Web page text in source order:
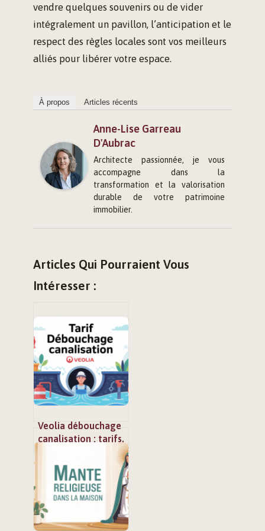
vendre quelques souvenirs ou de vider
intégralement un pavillon, l’anticipation et le
respect des règles locales sont vos meilleurs
alliés pour libérer votre espace.
À propos Articles récents
Anne-Lise Garreau
D'Aubrac
Architecte passionnée, je vous
accompagne dans la
transformation et la valorisation
durable de votre patrimoine
immobilier.
Articles Qui Pourraient Vous
Intéresser :
Veolia débouchage
canalisation : tarifs,
alternatives claires